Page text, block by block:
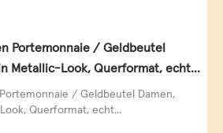
Portemonnaie / Geldbeutel
Metallic-Look, Querformat, echt
/ Geldbeutel Damen,
Querformat, echt...